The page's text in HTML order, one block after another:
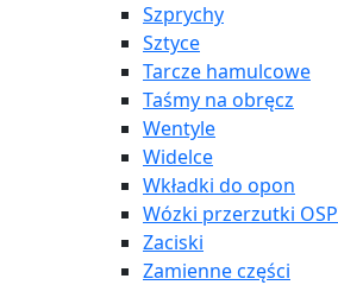
Szprychy
Sztyce
Tarcze hamulcowe
Taśmy na obręcz
Wentyle
Widelce
Wkładki do opon
Wózki przerzutki
Zaciski
Zamienne części